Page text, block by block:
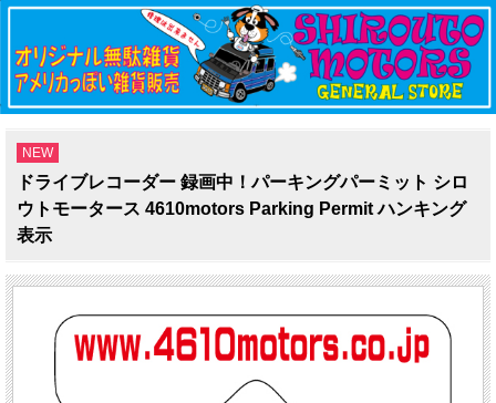
NEW
ドライブレコーダー 録画中！パーキングパーミット シロ
ウトモータース 4610motors Parking Permit ハンキング
表示